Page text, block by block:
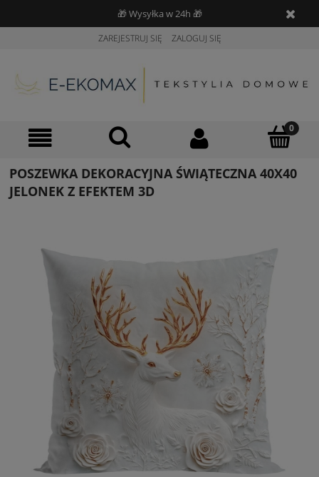
🎁 Wysyłka w 24h 🎁
ZAREJESTRUJ SIĘ ZALOGUJ SIĘ
POSZEWKA DEKORACYJNA ŚWIĄTECZNA 40X40
JELONEK Z EFEKTEM 3D